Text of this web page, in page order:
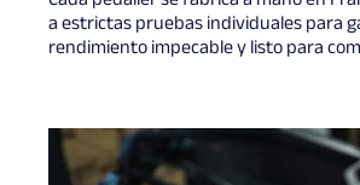
a estrictas pruebas individuales para
rendimiento impecable y listo para